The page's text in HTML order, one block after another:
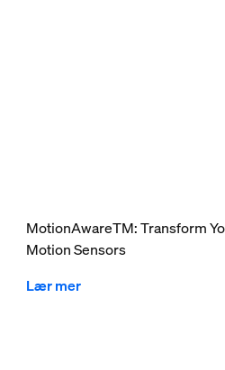
MotionAwareTM: Transform
Motion Sensors
Lær mer